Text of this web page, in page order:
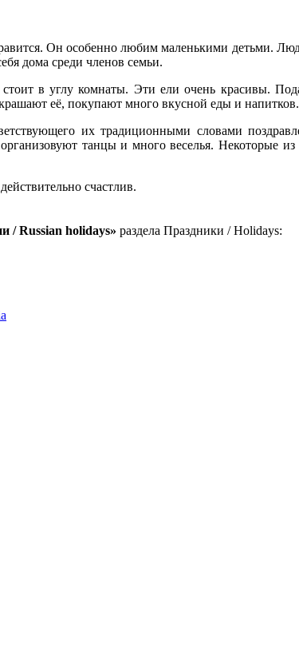
Он особенно любим маленькими детьми.
дома среди членов семьи.
в углу комнаты. Эти ели очень красивы.
её, покупают много вкусной еды и напитков.
их традиционными словами
танцы и много веселья. Некоторые
счастлив.
/ Russian holidays» раздела Праздники / Holidays: